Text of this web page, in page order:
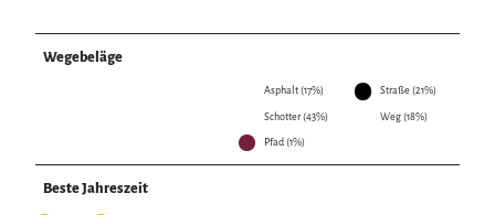
Wegebeläge
Asphalt (17%) Straße (21%)
Schotter (43%) Weg (18%)
Pfad (1%)
Beste Jahreszeit